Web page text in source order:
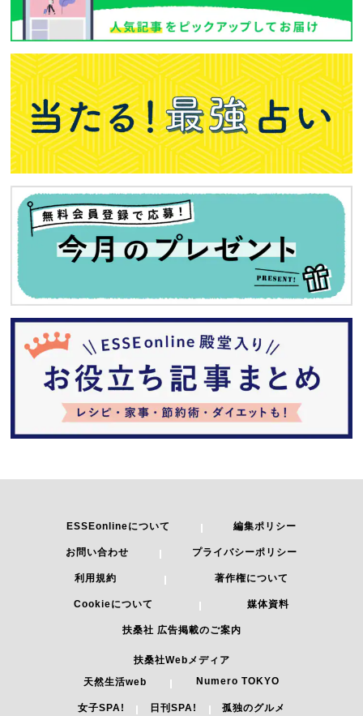
ESSEonlineについて 編集ポリシー
お問い合わせ プライバシーポリシー
利用規約 著作権について
Cookieについて 媒体資料
扶桑社 広告掲載のご案内
扶桑社Webメディア
天然生活web
Numero TOKYO
女子SPA! 日刊SPA! 孤独のグルメ